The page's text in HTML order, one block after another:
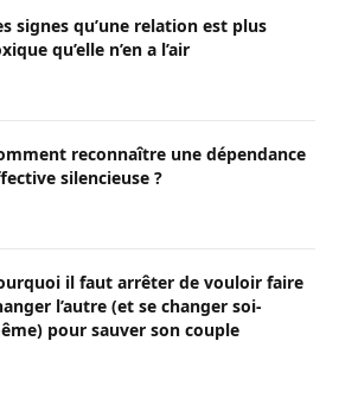
signes qu’une relation est plus
qu’elle n’en a l’air
reconnaître une dépendance
silencieuse ?
il faut arrêter de vouloir faire
l’autre (et se changer soi-
pour sauver son couple